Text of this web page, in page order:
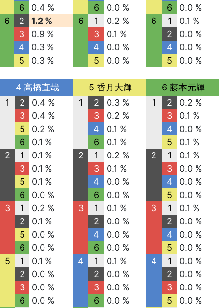
6
0.4 %
6
2
1.2 %
3
0.9 %
4
0.3 %
5
0.3 %
6
0.0 %
6
1
0.2 %
3
0.1 %
4
0.0 %
5
0.0 %
6
0.0 %
6
1
0.1 %
2
0.0 %
4
0.0 %
5
0.0 %
4 高橋直哉
1
2
0.4 %
3
0.4 %
5
0.2 %
6
0.1 %
2
1
0.1 %
3
0.1 %
5
0.1 %
6
0.0 %
3
1
0.2 %
2
0.1 %
5
0.0 %
6
0.0 %
5
1
0.1 %
2
0.0 %
3
0.0 %
6
0.0 %
5 香月大輝
1
2
0.3 %
3
0.2 %
4
0.1 %
6
0.1 %
2
1
0.2 %
3
0.1 %
4
0.0 %
6
0.0 %
3
1
0.1 %
2
0.0 %
4
0.0 %
6
0.0 %
4
1
0.1 %
2
0.0 %
3
0.0 %
6
0.0 %
6 藤本元輝
1
2
0.2 %
3
0.1 %
4
0.0 %
5
0.1 %
2
1
0.1 %
3
0.0 %
4
0.0 %
5
0.0 %
3
1
0.1 %
2
0.0 %
4
0.0 %
5
0.0 %
4
1
0.0 %
2
0.0 %
3
0.0 %
5
0.0 %